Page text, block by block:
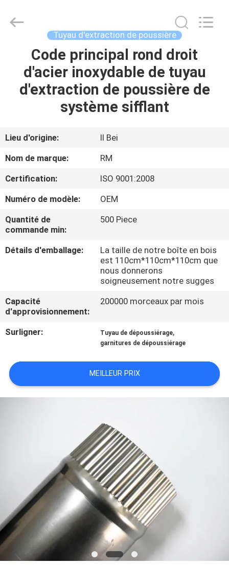
MAISON
À
PROPOS
NOUS
DE
CONTRÔLE
DE
QUALITÉ
NOUS
CONTACTER
AFFAIRES
PLAN
DU
SITE
WOODOO
TRADE
Tuyau d'extraction de poussière
Code principal rond droit
d'acier inoxydable de tuyau
d'extraction de poussière de
système sifflant
Lieu d'origine:
Il Bei
Nom de marque:
RM
Certification:
ISO 9001:2008
Numéro de modèle:
OEM
Quantité de
commande min:
500 Piece
Détails d'emballage:
La taille de notre boîte en bois
est 110cm*110cm*110cm que
nous donnerons
soigneusement notre sugges
Capacité
d'approvisionnement:
200000 morceaux par mois
Surligner: Tuyau de dépoussiérage,
garnitures de dépoussiérage
MEILLEUR PRIX